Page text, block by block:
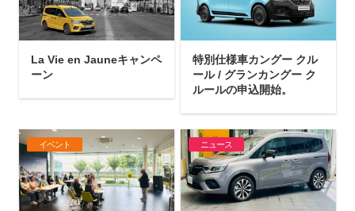
La Vie en Jauneキャンペ
ーン
特別仕様車カングー クル
ール / グランカングー ク
ルールの申込開始。
イベント ニュース